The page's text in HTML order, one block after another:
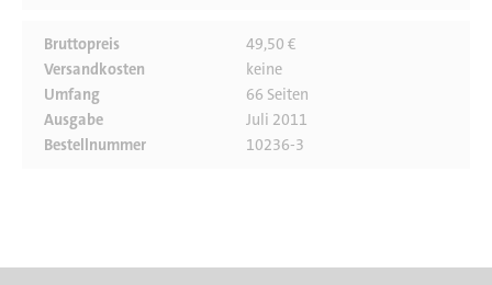
Bruttopreis
49,50 €
Versandkosten
keine
Umfang
66 Seiten
Ausgabe
Juli 2011
Bestellnummer
10236-3